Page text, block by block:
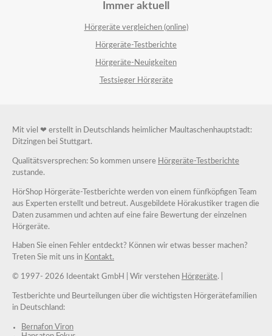
Immer aktuell
Hörgeräte vergleichen (online)
Hörgeräte-Testberichte
Hörgeräte-Neuigkeiten
Testsieger Hörgeräte
Mit viel ❤ erstellt in Deutschlands heimlicher Maultaschenhauptstadt:
Ditzingen bei Stuttgart.
Qualitätsversprechen: So kommen unsere Hörgeräte-Testberichte
zustande.
HörShop Hörgeräte-Testberichte werden von einem fünfköpfigen Team
aus Experten erstellt und betreut. Ausgebildete Hörakustiker tragen die
Daten zusammen und achten auf eine faire Bewertung der einzelnen
Hörgeräte.
Haben Sie einen Fehler entdeckt? Können wir etwas besser machen?
Treten Sie mit uns in Kontakt.
© 1997- 2026 Ideentakt GmbH | Wir verstehen Hörgeräte. |
Testberichte und Beurteilungen über die wichtigsten Hörgerätefamilien
in Deutschland:
Bernafon Viron